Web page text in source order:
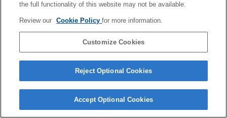
the full functionality of this website may not be available.
Review our Cookie Policyfor more information.
Customize Cookies
Reject Optional Cookies
Accept Optional Cookies